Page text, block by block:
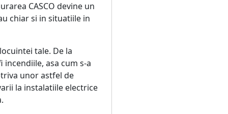
CASCO devine un
chiar si in situatiile in
tale. De la
asa cum s-a
unor astfel de
la instalatiile electrice